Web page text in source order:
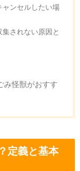
ャンセルしたい場
されない原因と
み怪獣がおすす
定義と基本